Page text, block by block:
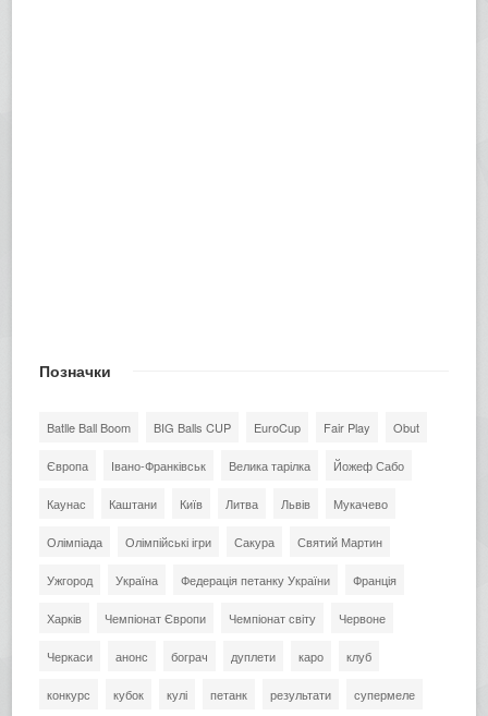
Позначки
Batlle Ball Boom BIG Balls CUP EuroCup Fair Play Obut
Європа Івано-Франківськ Велика тарілка Йожеф Сабо
Каунас Каштани Київ Литва Львів Мукачево
Олімпіада Олімпійські ігри Сакура Святий Мартин
Ужгород Україна Федерація петанку України Франція
Харків Чемпіонат Європи Чемпіонат світу Червоне
Черкаси анонс бограч дуплети каро клуб
конкурс кубок кулі петанк результати супермеле